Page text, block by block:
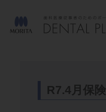
R7.4月保